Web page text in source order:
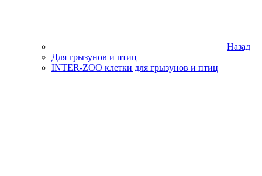
Назад
Для грызунов и птиц
INTER-ZOO клетки для грызунов и птиц